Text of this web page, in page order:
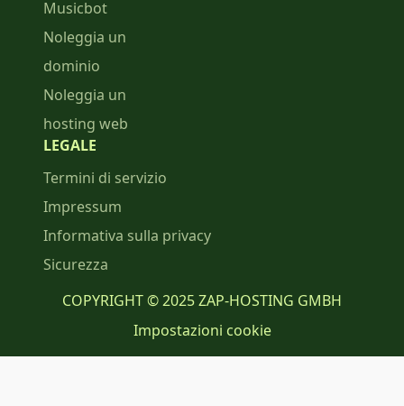
Musicbot
Noleggia un
dominio
Noleggia un
hosting web
LEGALE
Termini di servizio
Impressum
Informativa sulla privacy
Sicurezza
COPYRIGHT © 2025 ZAP-HOSTING GMBH
Impostazioni cookie